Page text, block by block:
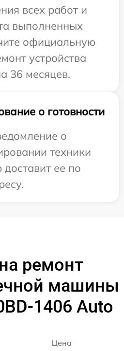
всех работ и
выполненных
официальную
устройства
36 месяцев.
о готовности
о
техники
ее по
ремонт
машины
1406 Auto
Цена